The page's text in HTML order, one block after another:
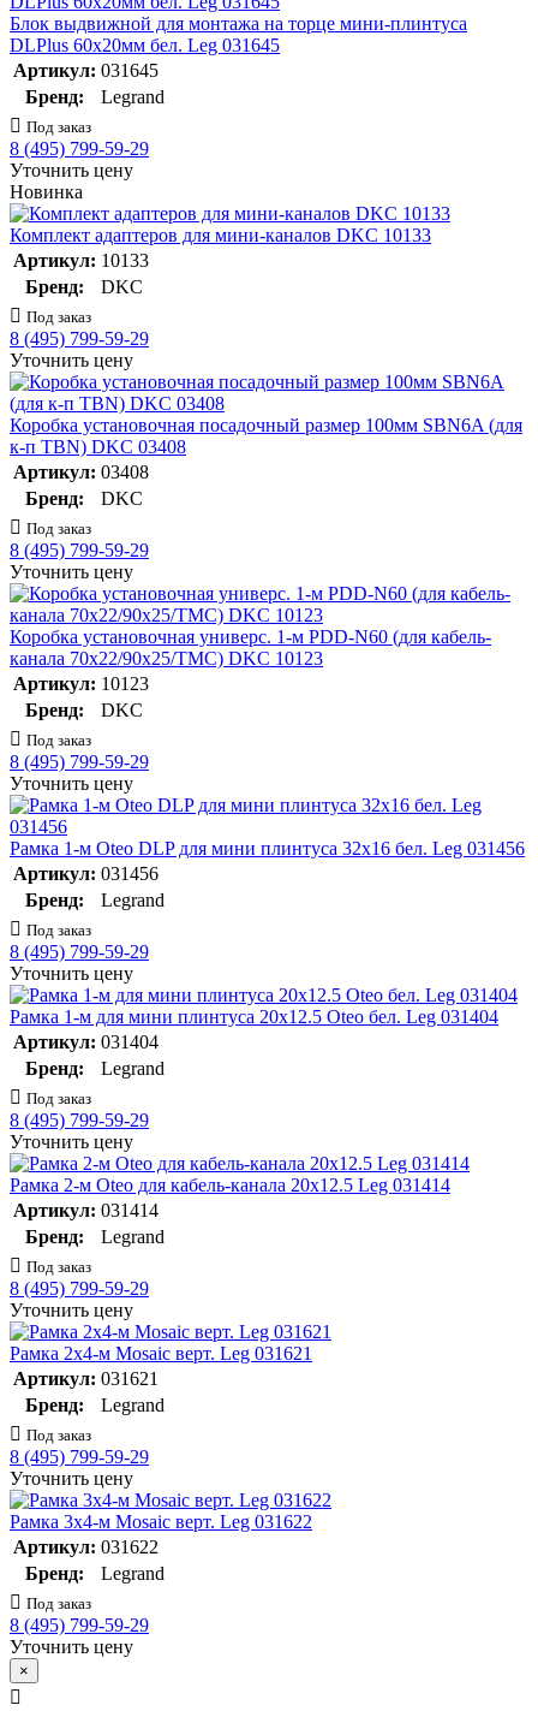
Блок выдвижной для монтажа на торце мини-плинтуса
DLPlus 60х20мм бел. Leg 031645
Артикул: 031645
Бренд:
Legrand
Под заказ
8 (495) 799-59-29
Уточнить цену
Новинка
Комплект адаптеров для мини-каналов DKC 10133
Артикул: 10133
Бренд:
DKC
Под заказ
8 (495) 799-59-29
Уточнить цену
Коробка установочная посадочный размер 100мм SBN6A (для
к-п TBN) DKC 03408
Артикул: 03408
Бренд:
DKC
Под заказ
8 (495) 799-59-29
Уточнить цену
Коробка установочная универс. 1-м PDD-N60 (для кабель-
канала 70х22/90х25/TMC) DKC 10123
Артикул: 10123
Бренд:
DKC
Под заказ
8 (495) 799-59-29
Уточнить цену
Рамка 1-м Oteo DLP для мини плинтуса 32х16 бел. Leg 031456
Артикул: 031456
Бренд:
Legrand
Под заказ
8 (495) 799-59-29
Уточнить цену
Рамка 1-м для мини плинтуса 20х12.5 Oteo бел. Leg 031404
Артикул: 031404
Бренд:
Legrand
Под заказ
8 (495) 799-59-29
Уточнить цену
Рамка 2-м Oteo для кабель-канала 20х12.5 Leg 031414
Артикул: 031414
Бренд:
Legrand
Под заказ
8 (495) 799-59-29
Уточнить цену
Рамка 2х4-м Mosaic верт. Leg 031621
Артикул: 031621
Бренд:
Legrand
Под заказ
8 (495) 799-59-29
Уточнить цену
Рамка 3х4-м Mosaic верт. Leg 031622
Артикул: 031622
Бренд:
Legrand
Под заказ
8 (495) 799-59-29
Уточнить цену
×